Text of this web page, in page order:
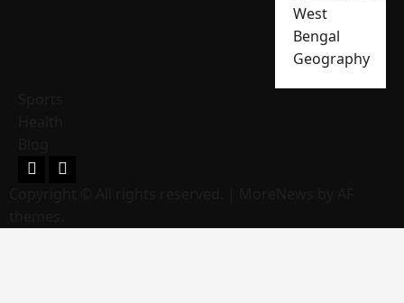
West
Bengal
Geography
FacebookYoutube